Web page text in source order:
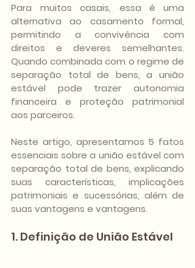
Para muitos casais, essa é uma
alternativa ao casamento formal,
permitindo a convivência com
direitos e deveres semelhantes.
Quando combinada com o regime de
separação total de bens, a união
estável pode trazer autonomia
financeira e proteção patrimonial
aos parceiros.
Neste artigo, apresentamos 5 fatos
essenciais sobre a união estável com
separação total de bens, explicando
suas características, implicações
patrimoniais e sucessórias, além de
suas vantagens e vantagens.
1. Definição de União Estável